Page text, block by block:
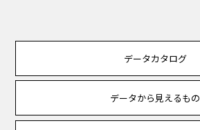
データカタログ
データから見えるもの